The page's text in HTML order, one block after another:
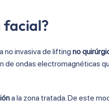
facial?
no invasiva de lifting no
de ondas electromagnéticas
a la zona tratada. De este